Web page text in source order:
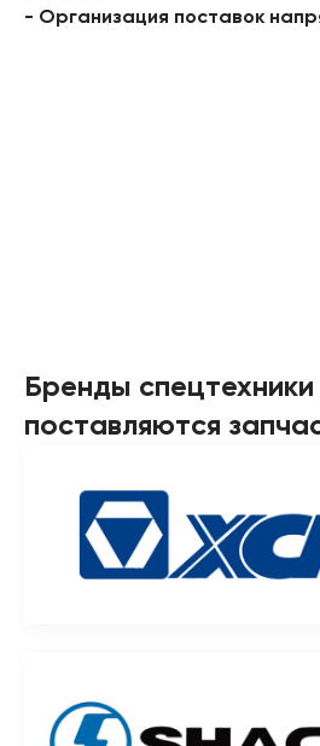
- Организация поставок
Бренды
поставляются